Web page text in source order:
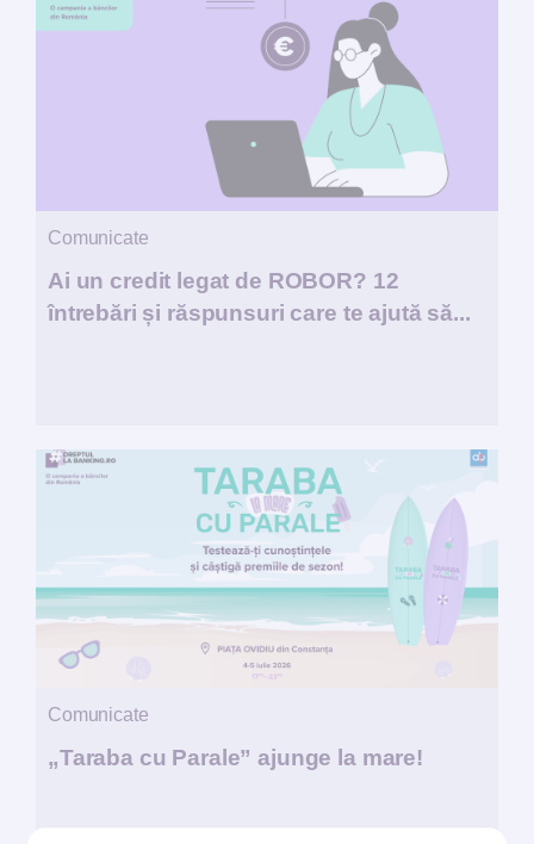
Comunicate
Ai un credit legat de ROBOR? 12
întrebări și răspunsuri care te ajută să...
Comunicate
„Taraba cu Parale” ajunge la mare!